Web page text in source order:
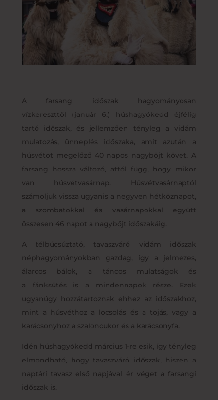
A farsangi időszak hagyományosan
vízkereszttől (január 6.) húshagyókedd éjfélig
tartó időszak, és jellemzően tényleg a vidám
mulatozás, ünneplés időszaka, amit azután a
húsvétot megelőző 40 napos nagyböjt követ. A
farsang hossza változó, attól függ, hogy mikor
van húsvétvasárnap. Húsvétvasárnaptól
számoljuk vissza ugyanis a negyven hétköznapot,
a szombatokkal és vasárnapokkal együtt
összesen 46 napot a nagybőjt időszakáig.
A télbúcsúztató, tavaszváró vidám időszak
néphagyományokban gazdag, így a jelmezes,
álarcos bálok, a táncos mulatságok és
a fánksütés is a mindennapok része. Ezek
ugyanúgy hozzátartoznak ehhez az időszakhoz,
mint a húsvéthoz a locsolás és a tojás, vagy a
karácsonyhoz a szaloncukor és a karácsonyfa.
Idén húshagyókedd március 1-re esik, így tényleg
elmondható, hogy tavaszváró időszak, hiszen a
naptári tavasz első napjával ér véget a farsangi
időszak is.